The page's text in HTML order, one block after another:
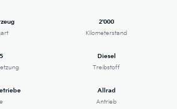
2'000
Kilometerstand
Diesel
Treibstoff
Allrad
Antrieb